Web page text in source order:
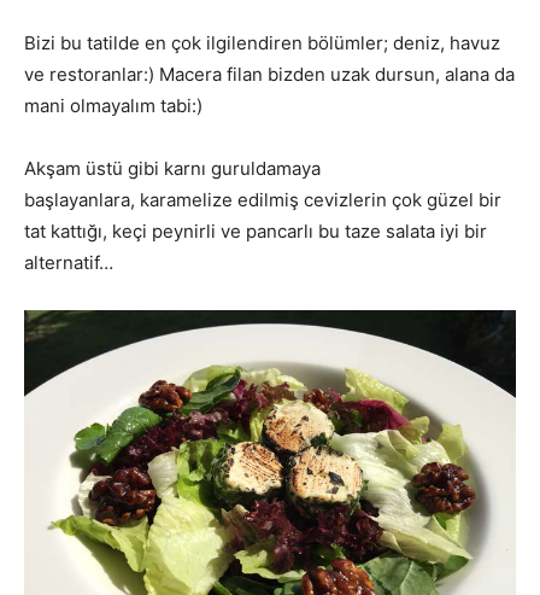
Bizi bu tatilde en çok ilgilendiren bölümler; deniz, havuz
ve restoranlar:) Macera filan bizden uzak dursun, alana da
mani olmayalım tabi:)
Akşam üstü gibi karnı guruldamaya
başlayanlara, karamelize edilmiş cevizlerin çok güzel bir
tat kattığı, keçi peynirli ve pancarlı bu taze salata iyi bir
alternatif…